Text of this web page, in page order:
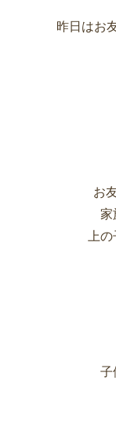
昨日はお
お
家
上
子